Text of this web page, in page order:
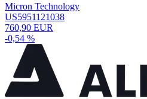
Micron Technology
US5951121038
760,90 EUR
-0,54 %